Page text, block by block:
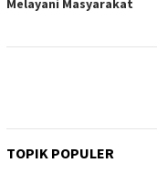
Melayani Masyarakat
TOPIK POPULER